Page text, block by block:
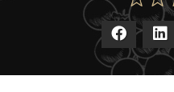
Facebook